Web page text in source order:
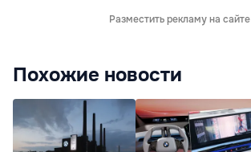
Разместить рекламу на сайте
Похожие новости